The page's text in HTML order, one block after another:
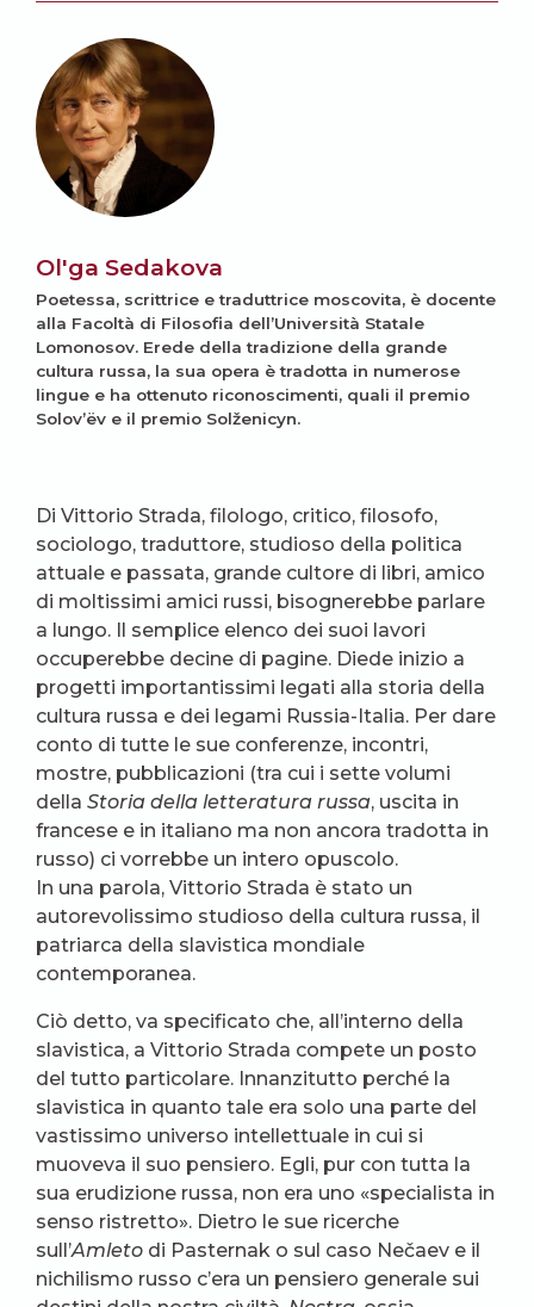
Ol'ga Sedakova
Poetessa, scrittrice e traduttrice moscovita, è docente
alla Facoltà di Filosofia dell’Università Statale
Lomonosov. Erede della tradizione della grande
cultura russa, la sua opera è tradotta in numerose
lingue e ha ottenuto riconoscimenti, quali il premio
Solov’ëv e il premio Solženicyn.
Di Vittorio Strada, filologo, critico, filosofo,
sociologo, traduttore, studioso della politica
attuale e passata, grande cultore di libri, amico
di moltissimi amici russi, bisognerebbe parlare
a lungo. Il semplice elenco dei suoi lavori
occuperebbe decine di pagine. Diede inizio a
progetti importantissimi legati alla storia della
cultura russa e dei legami Russia-Italia. Per dare
conto di tutte le sue conferenze, incontri,
mostre, pubblicazioni (tra cui i sette volumi
della Storia della letteratura russa, uscita in
francese e in italiano ma non ancora tradotta in
russo) ci vorrebbe un intero opuscolo.
In una parola, Vittorio Strada è stato un
autorevolissimo studioso della cultura russa, il
patriarca della slavistica mondiale
contemporanea.
Ciò detto, va specificato che, all’interno della
slavistica, a Vittorio Strada compete un posto
del tutto particolare. Innanzitutto perché la
slavistica in quanto tale era solo una parte del
vastissimo universo intellettuale in cui si
muoveva il suo pensiero. Egli, pur con tutta la
sua erudizione russa, non era uno «specialista in
senso ristretto». Dietro le sue ricerche
sull’Amleto di Pasternak o sul caso Nečaev e il
nichilismo russo c’era un pensiero generale sui